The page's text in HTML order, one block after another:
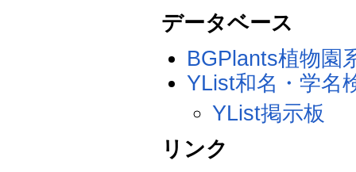
データベース
BGPlants植物園
YList和名・学名
YList掲示板
リンク